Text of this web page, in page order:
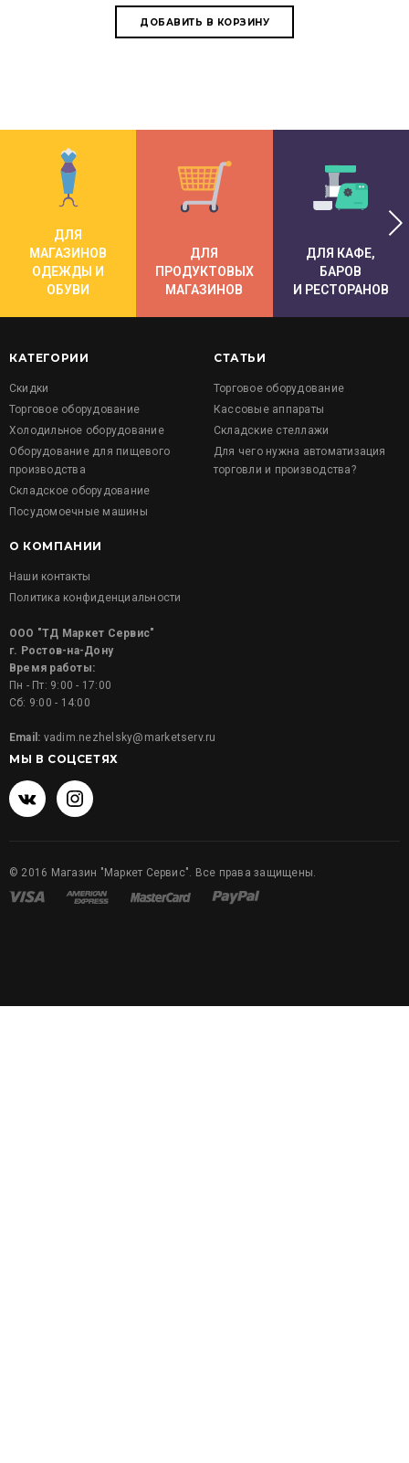
ДЛЯ
МАГАЗИНОВ
ОДЕЖДЫ И
ОБУВИ
ДЛЯ
ПРОДУКТОВЫХ
МАГАЗИНОВ
ДЛЯ КАФЕ,
БАРОВ
И РЕСТОРАНОВ
КАТЕГОРИИ
Скидки
Торговое оборудование
Холодильное оборудование
Оборудование для пищевого
производства
Складское оборудование
Посудомоечные машины
СТАТЬИ
Торговое оборудование
Кассовые аппараты
Складские стеллажи
Для чего нужна автоматизация
торговли и производства?
О КОМПАНИИ
Наши контакты
Политика конфиденциальности
ООО "ТД Маркет Сервис"
г. Ростов-на-Дону
Время работы:
Пн - Пт: 9:00 - 17:00
Сб: 9:00 - 14:00
Email: vadim.nezhelsky@marketserv.ru
МЫ В СОЦСЕТЯХ
© 2016 Магазин "Маркет Сервис". Все права защищены.